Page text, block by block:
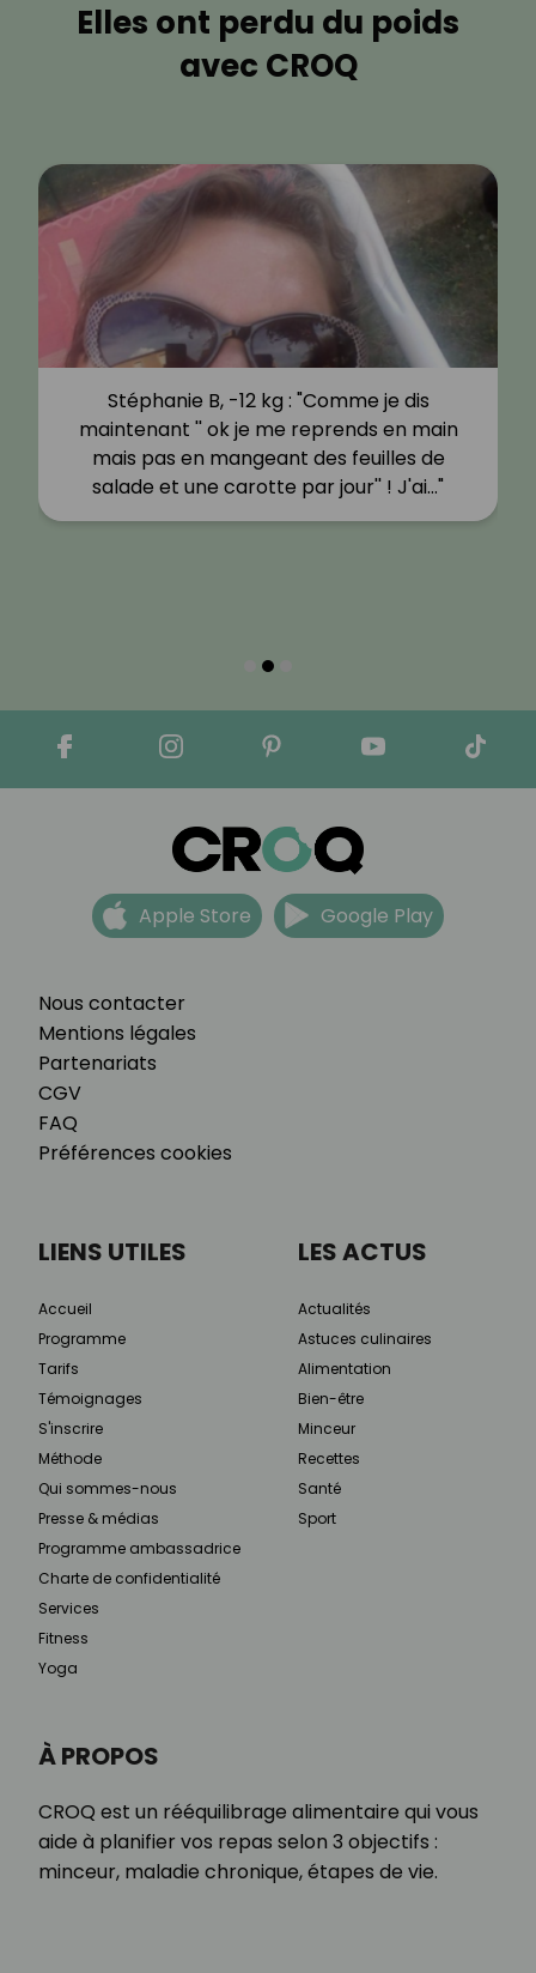
Elles ont perdu du poids
avec CROQ
Stéphanie B, -12 kg : "Comme je dis
maintenant '' ok je me reprends en main
mais pas en mangeant des feuilles de
salade et une carotte par jour'' ! J'ai…"
Nous contacter
Mentions légales
Partenariats
CGV
FAQ
Préférences cookies
Apple Store Google Play
À PROPOS
CROQ est un rééquilibrage alimentaire qui vous
aide à planifier vos repas selon 3 objectifs :
minceur, maladie chronique, étapes de vie.
LIENS UTILES
Accueil
Programme
Tarifs
Témoignages
S'inscrire
Méthode
Qui sommes-nous
Presse & médias
Programme ambassadrice
Charte de confidentialité
Services
Fitness
Yoga
LES ACTUS
Actualités
Astuces culinaires
Alimentation
Bien-être
Minceur
Recettes
Santé
Sport